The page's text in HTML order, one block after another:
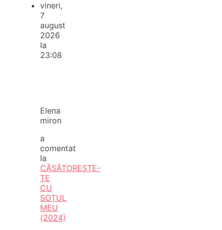
vineri,
7
august
2026
la
23:08
Elena
miron
a
comentat
la
CĂSĂTOREȘTE-
TE
CU
SOȚUL
MEU
(2024)